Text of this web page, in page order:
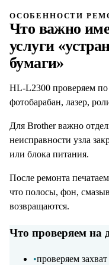
ОСОБЕННОСТИ
Что важно
услуги «
бумаги»
HL-L2300 проверяем
фотобарабан, лазер,
Для Brother важно
неисправности узла
или блока питания.
После ремонта
что полосы, фон,
возвращаются.
Что проверяем на
•проверяем